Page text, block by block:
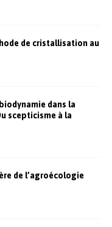
de cristallisation au
dans la
scepticisme à la
de l’agroécologie